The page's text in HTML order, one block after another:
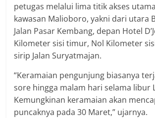
petugas melalui lima titik akses
kawasan Malioboro, yakni dari utara
Jalan Pasar Kembang, depan Hotel
Kilometer sisi timur, Nol Kilometer
sirip Jalan Suryatmajan.
“Keramaian pengunjung biasanya
sore hingga malam hari selama libur
Kemungkinan keramaian akan
puncaknya pada 30 Maret,” ujarnya.